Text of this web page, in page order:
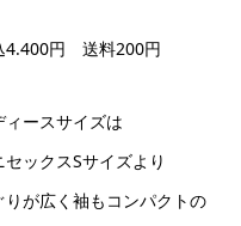
4.400円 送料200円
ィースサイズは
セックスSサイズより
りが広く袖もコンパクトの